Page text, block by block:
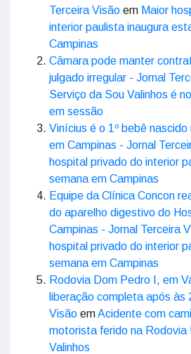
Terceira Visão em Maior
interior paulista inaugura
Campinas
Câmara pode manter
julgado irregular - Jornal
Serviço da Sou Valinhos é
em sessão
Vinícius é o 1º bebê
em Campinas - Jornal
hospital privado do interior
semana em Campinas
Equipe da Clínica Concon
do aparelho digestivo do
Campinas - Jornal Terceira
hospital privado do interior
semana em Campinas
Rodovia Dom Pedro I, em
liberação completa após às
Visão emAcidente com
motorista ferido na Rodovia
Valinhos